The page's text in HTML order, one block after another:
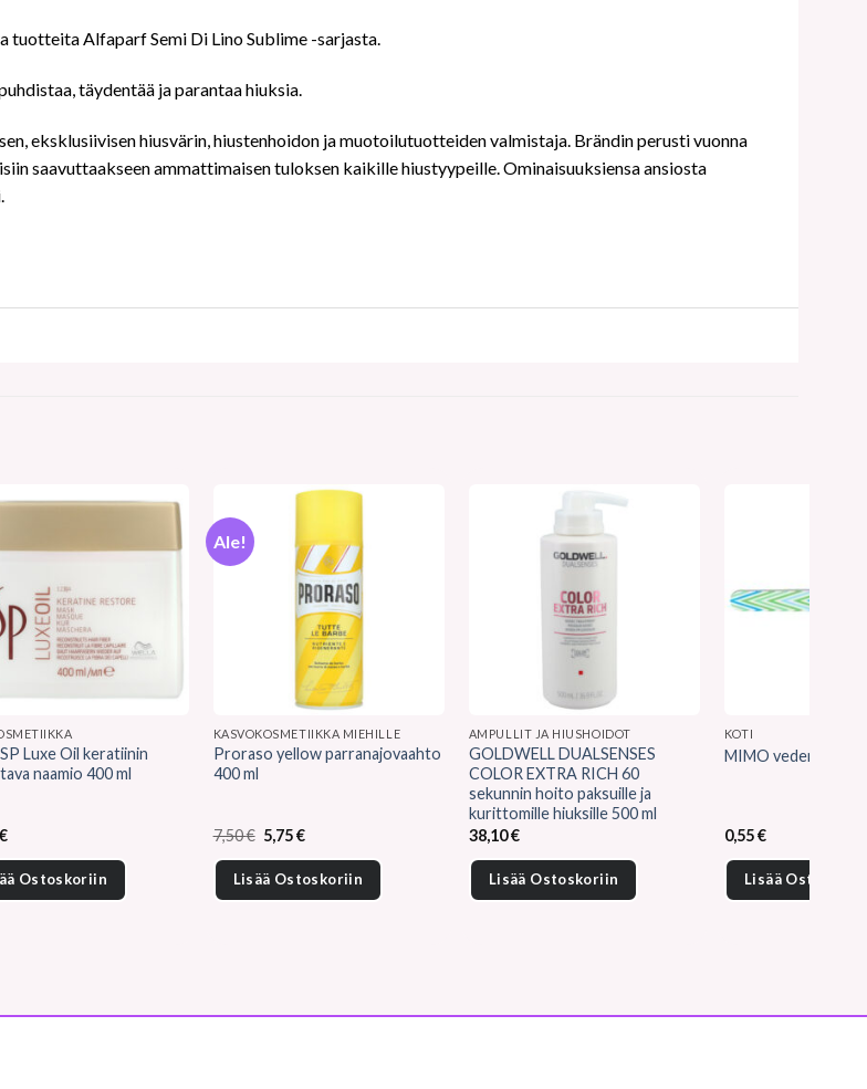
tuotteita Alfaparf Semi Di Lino Sublime -sarjasta.
täydentää ja parantaa hiuksia.
eksklusiivisen hiusvärin, hiustenhoidon ja muotoilutuotteiden valmistaja. Brändin perusti vuonna
saavuttaakseen ammattimaisen tuloksen kaikille hiustyypeille. Ominaisuuksiensa ansiosta
Luxe Oil keratiinin
naamio 400 ml
€
Ostoskoriin
Ale!
KASVOKOSMETIIKKA MIEHILLE
Proraso yellow parranajovaahto
400 ml
7,50€ Alkuperäinen
hinta
oli:
7,50 €.
5,75€Nykyinen
on:
5,75 €.
Lisää Ostoskoriin
AMPULLIT JA HIUSHOIDOT
GOLDWELL DUALSENSES
COLOR EXTRA RICH 60
sekunnin hoito paksuille ja
kurittomille hiuksille 500 ml
38,10€
Lisää Ostoskoriin
KOTI
MIMO
0,55€
Lisää